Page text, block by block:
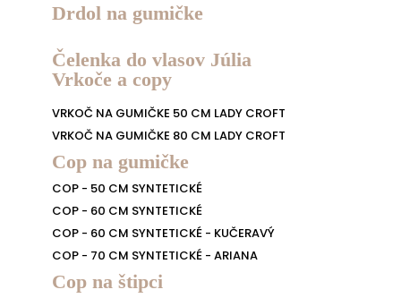
Drdol na gumičke
Čelenka do vlasov Júlia
Vrkoče a copy
VRKOČ NA GUMIČKE 50 CM LADY CROFT
VRKOČ NA GUMIČKE 80 CM LADY CROFT
Cop na gumičke
COP - 50 CM SYNTETICKÉ
COP - 60 CM SYNTETICKÉ
COP - 60 CM SYNTETICKÉ - KUČERAVÝ
COP - 70 CM SYNTETICKÉ - ARIANA
Cop na štipci